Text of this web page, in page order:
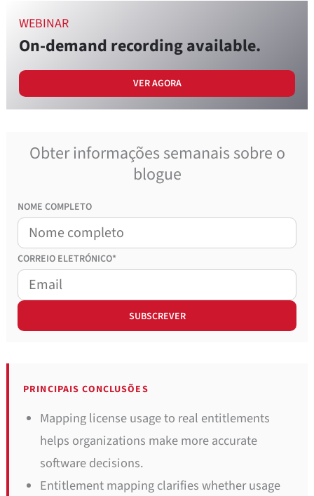
PRINCIPAIS CONCLUSÕES
Mapping license usage to real entitlements
helps organizations make more accurate
software decisions.
Entitlement mapping clarifies whether usage
WEBINAR
On-demand recording available.
VER AGORA
Obter informações semanais sobre o
blogue
NOME COMPLETO
CORREIO ELETRÓNICO*